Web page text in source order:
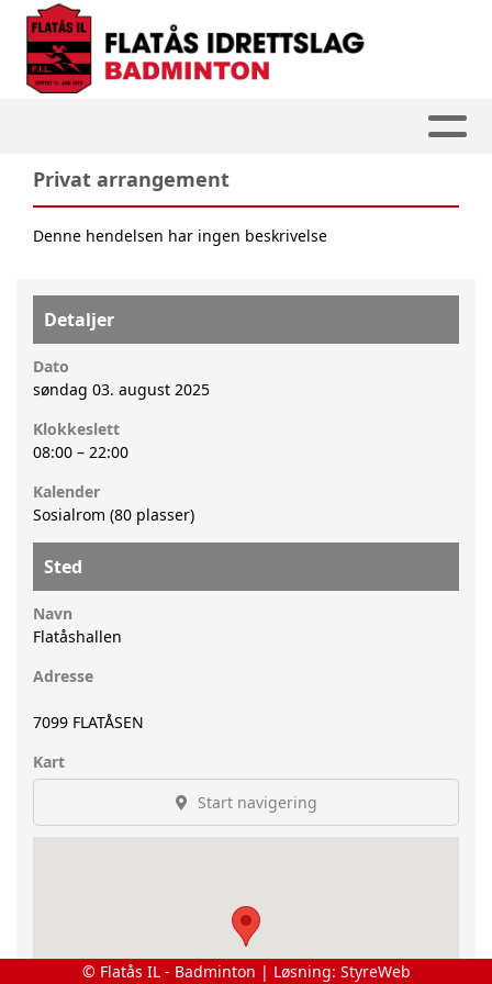
Privat arrangement
Denne hendelsen har ingen beskrivelse
Detaljer
Dato
søndag 03. august 2025
Klokkeslett
08:00 – 22:00
Kalender
Sosialrom (80 plasser)
Sted
Navn
Flatåshallen
Adresse
7099 FLATÅSEN
Kart
Start navigering
© Flatås IL - Badminton | Løsning: StyreWeb